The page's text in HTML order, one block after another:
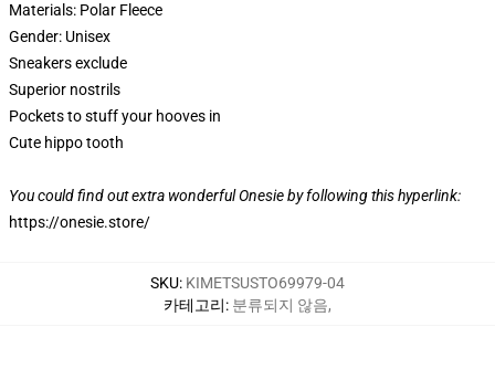
Materials: Polar Fleece
Gender: Unisex
Sneakers exclude
Superior nostrils
Pockets to stuff your hooves in
Cute hippo tooth
You could find out extra wonderful Onesie by following this hyperlink:
https://onesie.store/
SKU: KIMETSUSTO69979-04
카테고리: 분류되지 않음,